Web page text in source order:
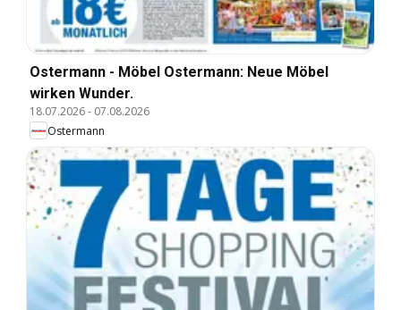
Ostermann - Möbel Ostermann: Neue Möbel
wirken Wunder.
18.07.2026- 07.08.2026
Ostermann